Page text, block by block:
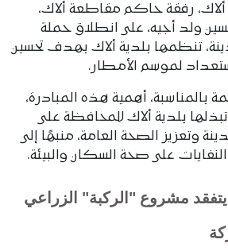
ألاك، رفقة حاكم مقاطعة ألاك،
ولد أجيه، على انطلاق حملة
تنظمها بلدية ألاك بهدف تحسين
لموسم الأمطار.
بالمناسبة، أهمية هذه المبادرة،
بلدية ألاك للمحافظة على
وتعزيز الصحة العامة، منبهًا إلى
النفايات على صحة السكان والبيئة.
يتفقد مشروع "الركبة" الزراعي